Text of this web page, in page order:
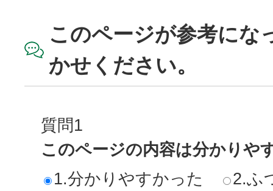
このページが参考にな
かせください。
質問1
このページの内容は分かりや
1.分かりやすかった
2.ふ